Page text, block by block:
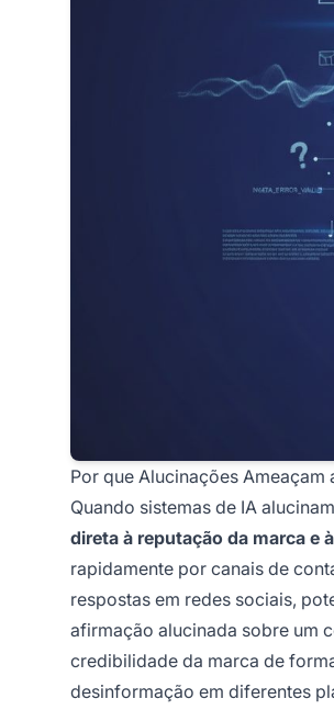
Por que Alucinações Ameaçam
Quando sistemas de IA
direta à reputação da marca e
rapidamente por canais de
respostas em redes sociais,
afirmação alucinada sobre um
credibilidade da marca de
desinformação em diferentes